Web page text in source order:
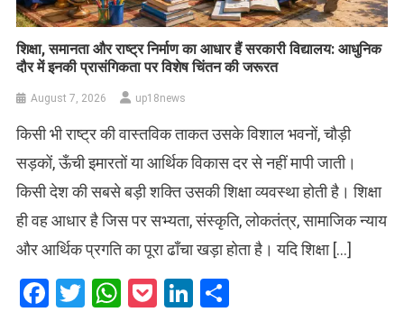
शिक्षा, समानता और राष्ट्र निर्माण का आधार हैं सरकारी विद्यालय: आधुनिक
दौर में इनकी प्रासंगिकता पर विशेष चिंतन की जरूरत
August 7, 2026 up18news
किसी भी राष्ट्र की वास्तविक ताकत उसके विशाल भवनों, चौड़ी
सड़कों, ऊँची इमारतों या आर्थिक विकास दर से नहीं मापी जाती।
किसी देश की सबसे बड़ी शक्ति उसकी शिक्षा व्यवस्था होती है। शिक्षा
ही वह आधार है जिस पर सभ्यता, संस्कृति, लोकतंत्र, सामाजिक न्याय
और आर्थिक प्रगति का पूरा ढाँचा खड़ा होता है। यदि शिक्षा […]
Facebook
Twitter
WhatsApp
PocketLinkedIn